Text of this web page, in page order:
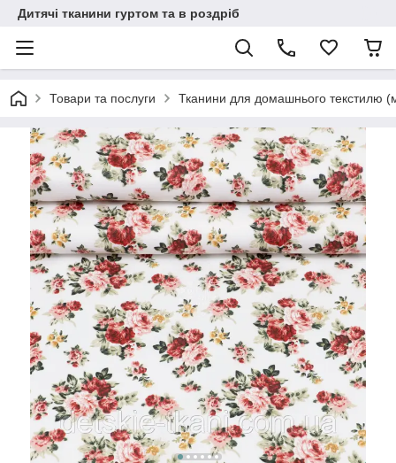
Дитячі тканини гуртом та в роздріб
Товари та послуги Тканини для домашнього текстилю